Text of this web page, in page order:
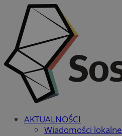
AKTUALNOŚCI
Wiadomości lokalne